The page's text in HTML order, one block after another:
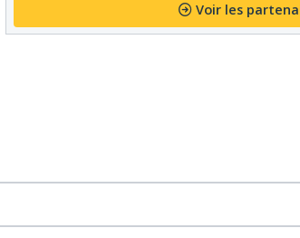
Voir les